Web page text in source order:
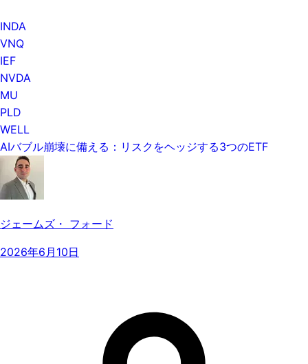
INDA
VNQ
IEF
NVDA
MU
PLD
WELL
AIバブル崩壊に備える：リスクをヘッジする3つのETF
ジェームズ・ フォード
2026年6月10日